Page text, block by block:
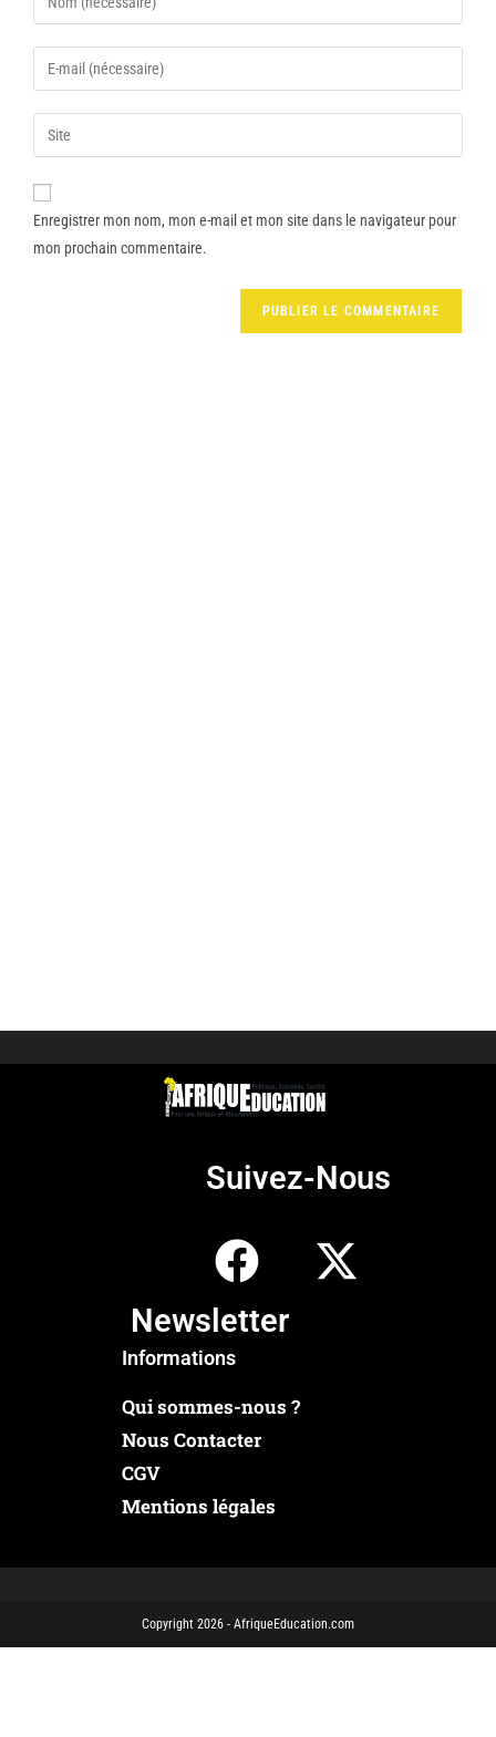
Enregistrer mon nom, mon e-mail et mon site dans le navigateur pour
mon prochain commentaire.
Suivez-Nous
Newsletter
Informations
Qui sommes-nous ?
Nous Contacter
CGV
Mentions légales
Copyright 2026 - AfriqueEducation.com